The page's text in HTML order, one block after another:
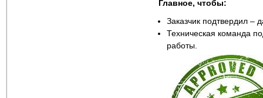
Главное, чтобы:
Заказчик подтвердил –
Техническая команда
работы.